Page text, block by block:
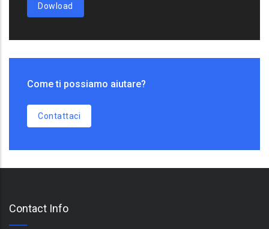
Dowload
Come ti possiamo aiutare?
Contattaci
Contact Info